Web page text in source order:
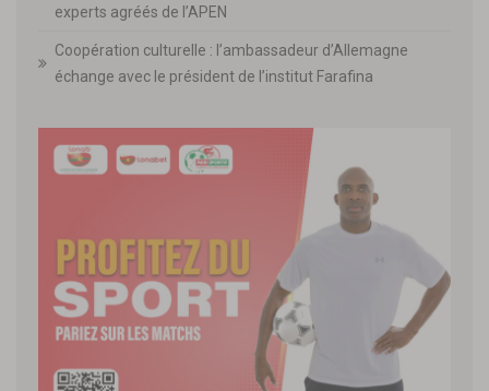
experts agréés de l’APEN
Coopération culturelle : l’ambassadeur d’Allemagne
échange avec le président de l’institut Farafina